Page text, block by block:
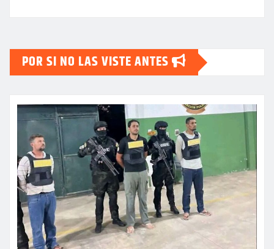
POR SI NO LAS VISTE ANTES